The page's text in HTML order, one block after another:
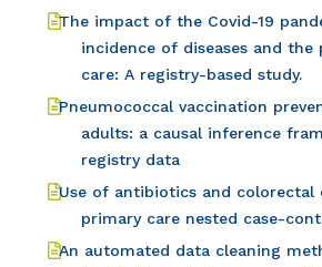
The impact of the Covid-19
incidence of diseases and
care: A registry-based study.
Pneumococcal vaccination
adults: a causal inference
registry data
Use of antibiotics and colorectal
primary care nested case-
An automated data cleaning